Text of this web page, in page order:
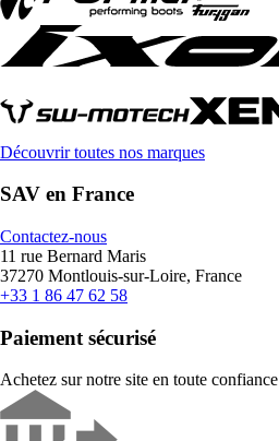
Découvrir toutes nos marques
SAV en France
Contactez-nous
11 rue Bernard Maris
37270 Montlouis-sur-Loire, France
+33 1 86 47 62 58
Paiement sécurisé
Achetez sur notre site en toute confiance